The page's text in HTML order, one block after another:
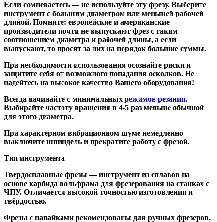
Если сомневаетесь — не используйте эту фрезу. Выберите
инструмент с большим диаметром или меньшей рабочей
длиной. Помните: европейские и американские
производители почти не выпускают фрез с таким
соотношением диаметра и рабочей длины, а если
выпускают, то просят за них на порядок большие суммы.
При необходимости использования осознайте риски и
защитите себя от возможного попадания осколков. Не
надейтесь на высокое качество Вашего оборудования!
Всегда начинайте с минимальных режимов резания.
Выбирайте частоту вращения в 4-5 раз меньше обычной
для этого диаметра.
При характерном вибрационном шуме немедленно
выключите шпиндель и прекратите работу с фрезой.
Тип инструмента
Твердосплавные фрезы — инструмент из сплавов на
основе карбида вольфрама для фрезерования на станках с
ЧПУ. Отличается высокой точностью изготовления и
твёрдостью.
Фрезы с напайками рекомендованы для ручных фрезеров.